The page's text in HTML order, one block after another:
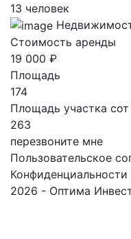
13 человек
Стоимость аренды
19 000 ₽
Площадь
174
Площадь участка сот
263
перезвоните мне
Пользовательское
Конфиденциальности
2026 - Оптима